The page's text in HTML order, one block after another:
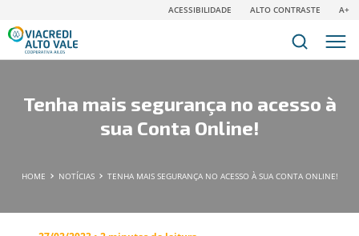
ACESSIBILIDADE ALTO CONTRASTE A+
Tenha mais segurança no acesso à
sua Conta Online!
HOME NOTÍCIAS TENHA MAIS SEGURANÇA NO ACESSO À SUA CONTA ONLINE!